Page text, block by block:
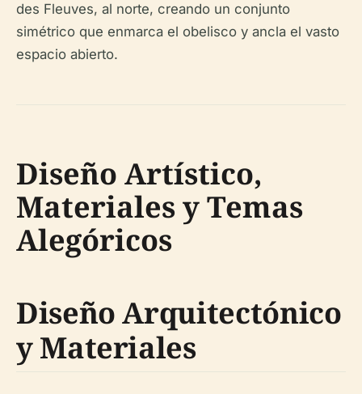
des Fleuves, al norte, creando un conjunto
simétrico que enmarca el obelisco y ancla el vasto
espacio abierto.
Diseño Artístico,
Materiales y Temas
Alegóricos
Diseño Arquitectónico
y Materiales